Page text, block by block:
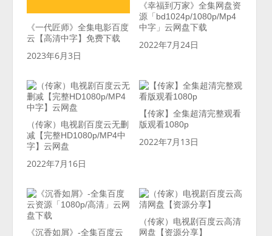
《一代匠师》全集电影百度
云【高清中字】免费下载
2023年6月3日
《幸福到万家》全集网盘资
源「bd1024p/1080p/Mp4
中字」云网盘下载
2022年7月24日
（传家）电视剧百度云无删
减【完整HD1080p/MP4中
字】云网盘
2022年7月16日
【传家】全集超清完整观看
版观看1080p
2022年7月13日
《沉香如屑》-全集百度云
（传家）电视剧百度云高清
网盘【资源分享】